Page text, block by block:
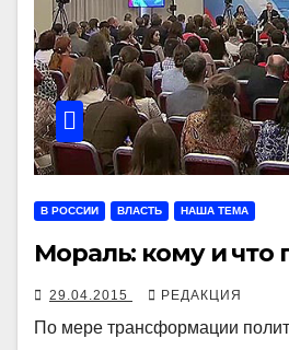
В РОССИИ ВЛАСТЬ НАША ТЕМА
Мораль: кому и
29.04.2015 РЕДАКЦИЯ
По мере трансформации